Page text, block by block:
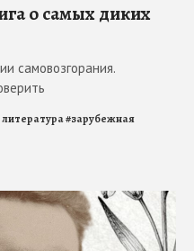
о самых диких
самовозгорания.
#зарубежная